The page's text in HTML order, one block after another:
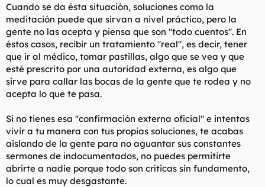
Cuando se da ésta situación, soluciones como la
meditación puede que sirvan a nivel práctico, pero la
gente no las acepta y piensa que son "todo cuentos". En
éstos casos, recibir un tratamiento "real", es decir, tener
que ir al médico, tomar pastillas, algo que se vea y que
esté prescrito por una autoridad externa, es algo que
sirve para callar las bocas de la gente que te rodea y no
acepta lo que te pasa.
Si no tienes esa "confirmación externa oficial" e intentas
vivir a tu manera con tus propias soluciones, te acabas
aislando de la gente para no aguantar sus constantes
sermones de indocumentados, no puedes permitirte
abrirte a nadie porque todo son críticas sin fundamento,
lo cual es muy desgastante.